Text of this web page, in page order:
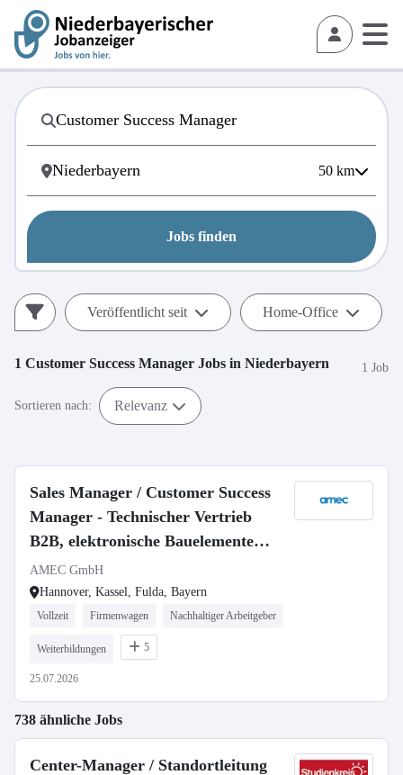
50 km
Jobs finden
Veröffentlicht seit Home-Office
1 Customer Success Manager Jobs in Niederbayern 1 Job
Sortieren nach: Relevanz
Sales Manager / Customer Success
Manager - Technischer Vertrieb
B2B, elektronische Bauelemente
(m/w/d)
AMEC GmbH
Hannover, Kassel, Fulda, Bayern
Vollzeit Firmenwagen Nachhaltiger Arbeitgeber
Weiterbildungen 5
25.07.2026
738 ähnliche Jobs
Center-Manager / Standortleitung